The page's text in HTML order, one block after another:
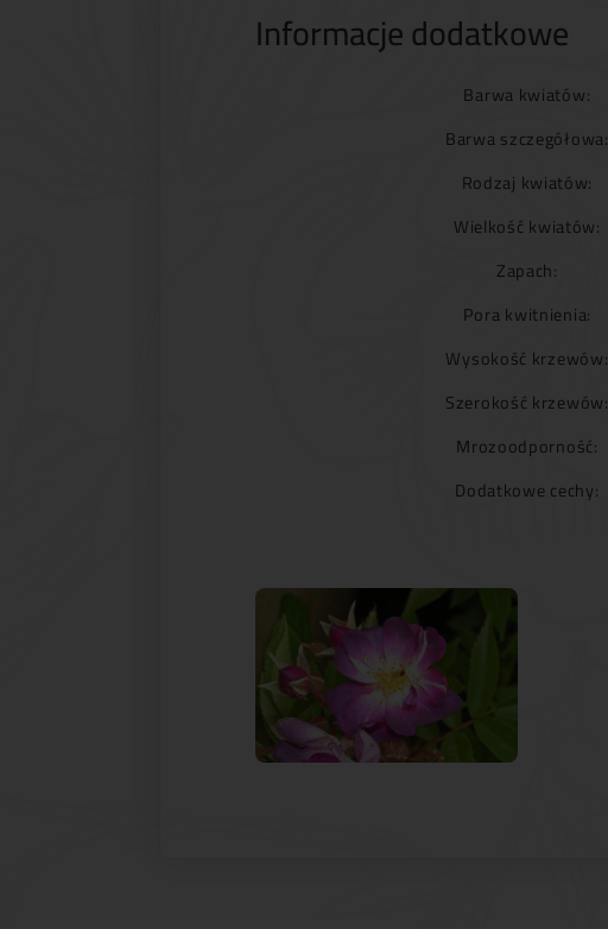
Informacje dodatkowe
Barwa kwiatów:
Barwa szczegółowa:
Rodzaj kwiatów:
Wielkość kwiatów:
Zapach:
Pora kwitnienia:
Wysokość krzewów:
Szerokość krzewów:
Mrozoodporność:
Dodatkowe cechy: